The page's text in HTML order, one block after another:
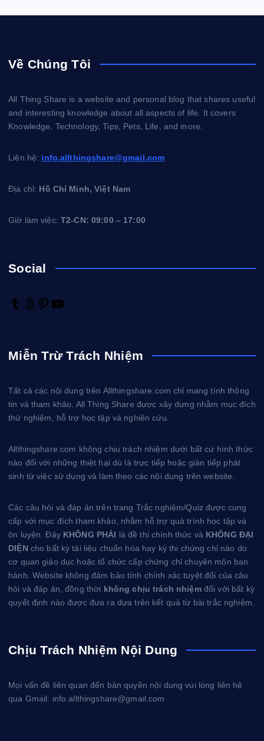
Về Chúng Tôi
All Thing Share is a website and personal blog that shares useful
and interesting knowledge about all aspects of life. It covers
Knowledge, Technology, Tips, Pets, Life, and more.
Liên hệ: info.allthingshare@gmail.com
Địa chỉ: Hồ Chí Minh, Việt Nam
Giờ làm việc:T2-CN: 09:00 – 17:00
Social
T
l
5
x
P
e
Miễn Trừ Trách Nhiệm
Tất cả các nội dung trên Allthingshare.com chỉ mang tính thông
tin và tham khảo. All Thing Share được xây dựng nhằm mục đích
thử nghiệm, hỗ trợ học tập và nghiên cứu.
Allthingshare.com không chịu trách nhiệm dưới bất cứ hình thức
nào đối với những thiệt hại dù là trực tiếp hoặc gián tiếp phát
sinh từ việc sử dụng và làm theo các nội dung trên website.
Các câu hỏi và đáp án trên trang Trắc nghiệm/Quiz được cung
cấp với mục đích tham khảo, nhằm hỗ trợ quá trình học tập và
ôn luyện. Đây KHÔNG PHẢI là đề thi chính thức và KHÔNG ĐẠI
DIỆN cho bất kỳ tài liệu chuẩn hóa hay kỳ thi chứng chỉ nào do
cơ quan giáo dục hoặc tổ chức cấp chứng chỉ chuyên môn ban
hành. Website không đảm bảo tính chính xác tuyệt đối của câu
hỏi và đáp án, đồng thời không chịu trách nhiệmđối với bất kỳ
quyết định nào được đưa ra dựa trên kết quả từ bài trắc nghiệm.
Chịu Trách Nhiệm Nội Dung
Mọi vấn đề liên quan đến bản quyền nội dung vui lòng liên hệ
qua Gmail: info.allthingshare@gmail.com